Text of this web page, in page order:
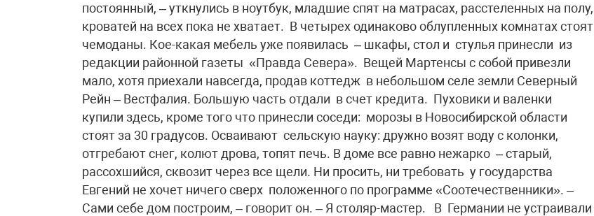
постоянный, – уткнулись в ноутбук, младшие спят на матрасах, расстеленных на полу,
кроватей на всех пока не хватает. В четырех одинаково облупленных комнатах стоят
чемоданы. Кое-какая мебель уже появилась – шкафы, стол и стулья принесли из
редакции районной газеты «Правда Севера». Вещей Мартенсы с собой привезли
мало, хотя приехали навсегда, продав коттедж в небольшом селе земли Северный
Рейн – Вестфалия. Большую часть отдали в счет кредита. Пуховики и валенки
купили здесь, кроме того что принесли соседи: морозы в Новосибирской области
стоят за 30 градусов. Осваивают сельскую науку: дружно возят воду с колонки,
отгребают снег, колют дрова, топят печь. В доме все равно нежарко – старый,
рассохшийся, сквозит через все щели. Ни просить, ни требовать у государства
Евгений не хочет ничего сверх положенного по программе «Соотечественники». –
Сами себе дом построим, – говорит он. – Я столяр-мастер. В Германии не устраивали